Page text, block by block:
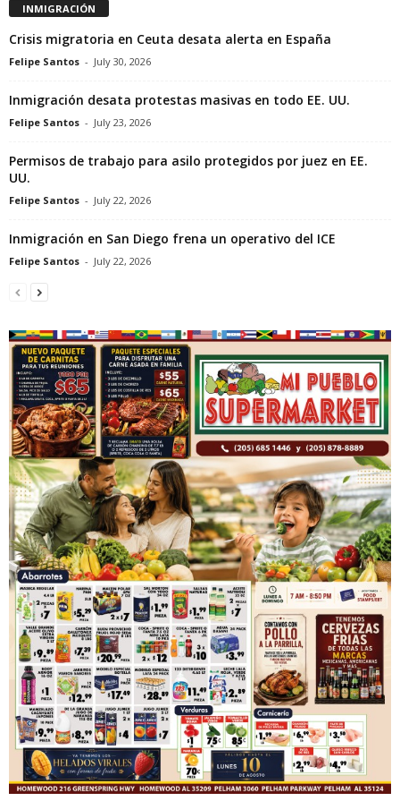
INMIGRACIÓN
Crisis migratoria en Ceuta desata alerta en España
Felipe Santos - July 30, 2026
Inmigración desata protestas masivas en todo EE. UU.
Felipe Santos - July 23, 2026
Permisos de trabajo para asilo protegidos por juez en EE.
UU.
Felipe Santos - July 22, 2026
Inmigración en San Diego frena un operativo del ICE
Felipe Santos - July 22, 2026